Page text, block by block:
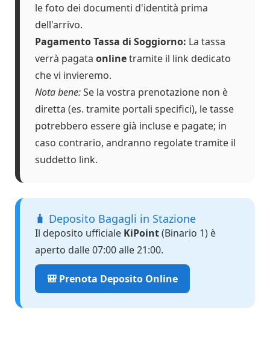
le foto dei documenti d'identità prima
dell'arrivo.
Pagamento Tassa di Soggiorno: La tassa
verrà pagata onlinetramite il link dedicato
che vi invieremo.
Nota bene:Se la vostra prenotazione non è
diretta (es. tramite portali specifici), le tasse
potrebbero essere già incluse e pagate; in
caso contrario, andranno regolate tramite il
suddetto link.
🧳 Deposito Bagagli in Stazione
Il deposito ufficiale KiPoint(Binario 1) è
aperto dalle 07:00 alle 21:00.
🎒 Prenota Deposito Online